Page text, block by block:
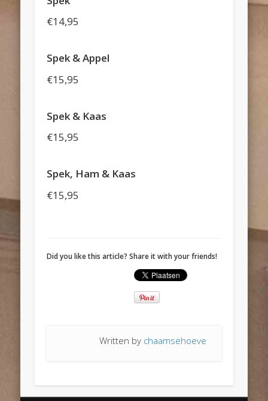
€14,95
Spek & Appel
€15,95
Spek & Kaas
€15,95
Spek, Ham & Kaas
€15,95
Did you like this article? Share it with your friends!
Written by chaamsehoeve